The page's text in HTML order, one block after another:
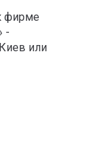
фирме
-
или